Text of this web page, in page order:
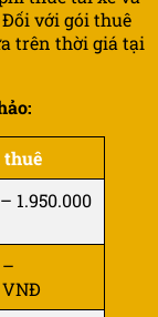
với gói thuê
trên thời giá tại
thuê
1.950.000
VNĐ